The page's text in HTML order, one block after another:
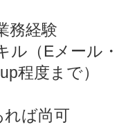
務経験
ル（Eメール
程度まで）
れば尚可